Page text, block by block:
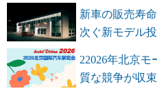
新車の販売寿
次ぐ新モデル
22026年北京
質な競争が収